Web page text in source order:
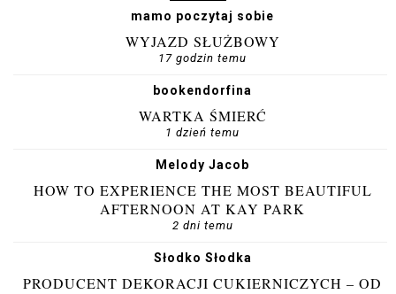
mamo poczytaj sobie
WYJAZD SŁUŻBOWY
17 godzin temu
bookendorfina
WARTKA ŚMIERĆ
1 dzień temu
Melody Jacob
HOW TO EXPERIENCE THE MOST BEAUTIFUL
AFTERNOON AT KAY PARK
2 dni temu
Słodko Słodka
PRODUCENT DEKORACJI CUKIERNICZYCH – OD